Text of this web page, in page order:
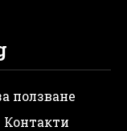
ползване
Контакти